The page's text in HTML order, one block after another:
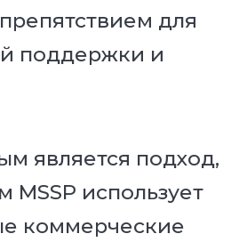
для
поддержки и
является подход,
MSSP использует
коммерческие